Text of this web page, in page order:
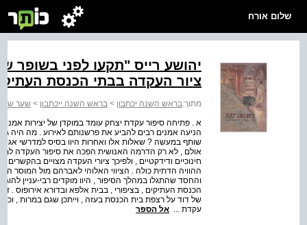
שלום אורח
יהושע רייס "תקעו לפני בשופר
ציור העקדה בבתי הכנסת
מתוך:בראש השנה יכתבון > בראש השנה ייכתבון > שער שני
א . פתיחה סיפור עקדת יצחק עומד במוקדן של יצירות
הניעה אמנים רבים להביע את פרשנותם לאירוע . מה היה
שותף במעשה ? שאלות אלו ואחרות היוו בסיס למדרשי אגדה
אולם , לא רק הדרמה האנושית הפכה את סיפור העקדה
חינוכיים ודידקטיים , ולפיכך ציורי העקדה מצויים
ההוויה הדתית כולה . הציווי האלוהי לאברהם מול המוסר
והחסד שהתגלו במהלך הסיפור , היוו מוקדים רבי-עניין
הכנסת העתיקים , בציפורי , בבית אלפא ובדורא אירופוס .
של דוד על רצפת בית הכנסת בעזה , וייתכן שגם במרות ,
עקדת ... אל הספר